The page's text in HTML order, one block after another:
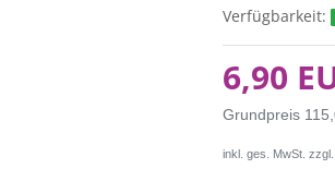
Verfügbarkeit:
6,90
Grundpreis
inkl. ges. MwSt.